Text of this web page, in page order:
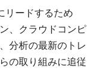
リードするため
、クラウドコンピ
分析の最新のトレ
の取り組みに追従